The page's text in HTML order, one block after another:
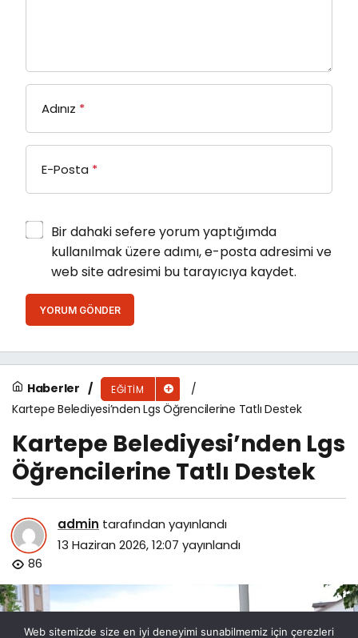
Adınız *
E-Posta *
Bir dahaki sefere yorum yaptığımda
kullanılmak üzere adımı, e-posta adresimi ve
web site adresimi bu tarayıcıya kaydet.
YORUM GÖNDER
Haberler EĞITIM
Kartepe Belediyesi’nden Lgs Öğrencilerine Tatlı Destek
Kartepe Belediyesi’nden Lgs
Öğrencilerine Tatlı Destek
admin tarafından yayınlandı
13 Haziran 2026, 12:07 yayınlandı
86
Web sitemizde size en iyi deneyimi sunabilmemiz için çerezleri